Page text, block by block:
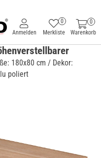
0
Warenkorb
Merkliste
0
Anmelden
180x80 cm / Dekor:
poliert